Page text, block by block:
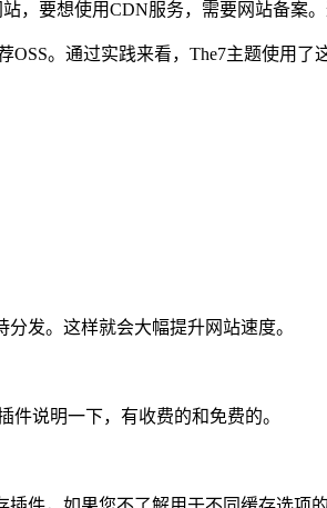
要想使用CDN服务，需要网站备案。
。通过实践来看，The7主题使用了
发。这样就会大幅提升网站速度。
说明一下，有收费的和免费的。